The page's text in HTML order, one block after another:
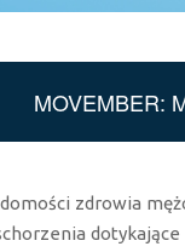
MOVEMBER:
zdrowia